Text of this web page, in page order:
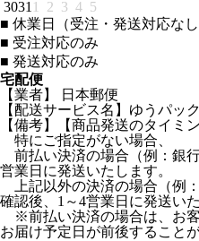
3031 1 2 3 4 5
■ 休業日（受注・発送対応なし
■ 受注対応のみ
■ 発送対応のみ
宅配便
【業者】 日本郵便
【配送サービス名】ゆうパック
【備考】【商品発送のタイミン
特にご指定がない場合、
前払い決済の場合（例：銀
営業日に発送いたします。
上記以外の決済の場合（例
確認後、1～4営業日に発送いた
※前払い決済の場合は、お客
お届け予定日が前後すること